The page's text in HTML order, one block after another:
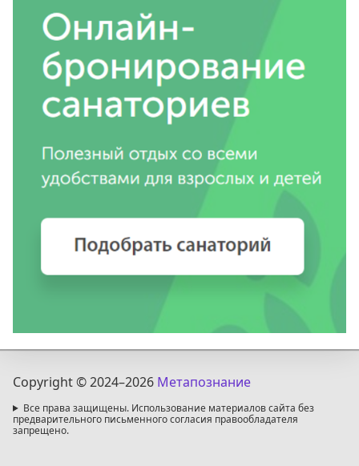
Copyright © 2024–2026 Метапознание
Все права защищены. Использование материалов сайта без
предварительного письменного согласия правообладателя
запрещено.